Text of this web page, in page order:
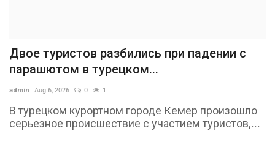
Двое туристов разбились при падении с
парашютом в турецком...
admin Aug 6, 2026 0 1
В турецком курортном городе Кемер произошло
серьезное происшествие с участием туристов,...